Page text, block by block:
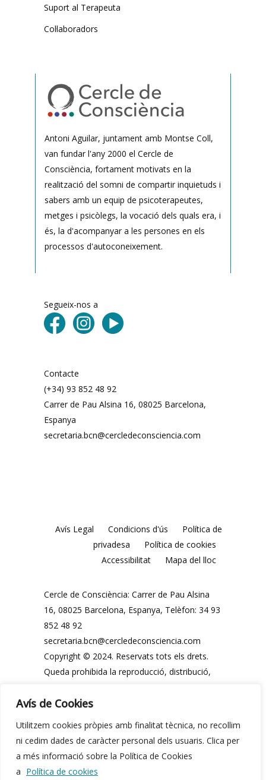
Avís de Cookies
Utilitzem cookies pròpies amb finalitat tècnica, no recollim
ni cedim dades de caràcter personal dels usuaris. Clica per
a més informació sobre la Política de Cookies
a Política de cookies
Suport al Terapeuta
Col·laboradors
Antoni Aguilar, juntament amb Montse Coll,
van fundar l'any 2000 el Cercle de
Consciència, fortament motivats en la
realització del somni de compartir inquietuds i
sabers amb un equip de psicoterapeutes,
metges i psicòlegs, la vocació dels quals era, i
és, la d'acompanyar a les persones en els
processos d'autoconeixement.
Segueix-nos a
Contacte
(+34) 93 852 48 92
Carrer de Pau Alsina 16, 08025 Barcelona, ​​
Espanya
secretaria.bcn@cercledeconsciencia.com
Avís Legal Condicions d'ús
Política de
privadesa
Política de cookies
Accessibilitat
Mapa del lloc
Cercle de Consciència: Carrer de Pau Alsina
16, 08025 Barcelona, ​​Espanya, Telèfon: 34 93
852 48 92
secretaria.bcn@cercledeconsciencia.com
Copyright © 2024. Reservats tots els drets.
Queda prohibida la reproducció, distribució,
parcial, dels continguts d'aquesta web, en
autorització prèvia i expressa per escrit del
Cercle de Consciència o dels seus legítims